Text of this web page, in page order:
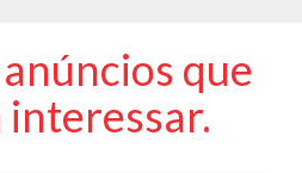
que
interessar.